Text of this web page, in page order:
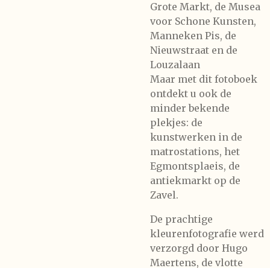
Grote Markt, de Musea
voor Schone Kunsten,
Manneken Pis, de
Nieuwstraat en de
Louzalaan
Maar met dit fotoboek
ontdekt u ook de
minder bekende
plekjes: de
kunstwerken in de
matrostations, het
Egmontsplaeis, de
antiekmarkt op de
Zavel.
De prachtige
kleurenfotografie werd
verzorgd door Hugo
Maertens, de vlotte